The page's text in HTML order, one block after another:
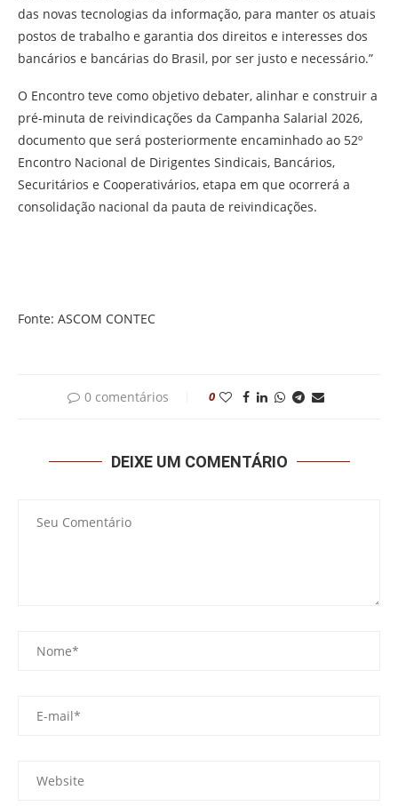
das novas tecnologias da informação, para manter os atuais
postos de trabalho e garantia dos direitos e interesses dos
bancários e bancárias do Brasil, por ser justo e necessário.”
O Encontro teve como objetivo debater, alinhar e construir a
pré-minuta de reivindicações da Campanha Salarial 2026,
documento que será posteriormente encaminhado ao 52º
Encontro Nacional de Dirigentes Sindicais, Bancários,
Securitários e Cooperativários, etapa em que ocorrerá a
consolidação nacional da pauta de reivindicações.
Fonte: ASCOM CONTEC
0 comentários 0
DEIXE UM COMENTÁRIO